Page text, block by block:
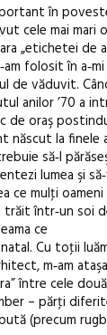
în
cele mai
„etichetei de
folosit în
de văduvit.
anilor ’70 a
de oraş
născut la finele
să‑l
lumea şi
ce mulţi
într‑un soi
ce
Cu toţii
m‑am
între cele
– părţi
(precum